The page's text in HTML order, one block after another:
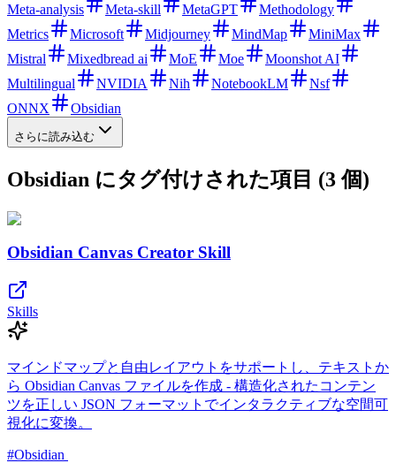
Meta-analysis
Meta-skill MetaGPT
Methodology
Metrics
Microsoft Midjourney MindMap
MiniMax
Mistral
Mixedbread ai MoE Moe
Moonshot AI
Multilingual
NVIDIA Nih NotebookLM
Nsf
ONNX
Obsidian
さらに読み込む
Obsidian にタグ付けされた項目 (3 個)
Obsidian Canvas Creator Skill
Skills
マインドマップと自由レイアウトをサポートし、テキストか
ら Obsidian Canvas ファイルを作成 - 構造化されたコンテン
ツを正しい JSON フォーマットでインタラクティブな空間可
視化に変換。
#Obsidian